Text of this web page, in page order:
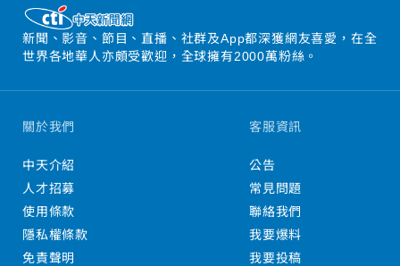
新聞、影音、節目、直播、社群及App都深獲網友喜愛，在全
世界各地華人亦頗受歡迎，全球擁有2000萬粉絲。
關於我們
中天介紹
人才招募
使用條款
隱私權條款
免責聲明
客服資訊
公告
常見問題
聯絡我們
我要爆料
我要投稿